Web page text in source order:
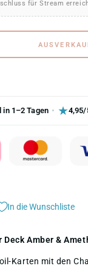
für Stream
in 1–2 Tagen 4,95/
In die Wunschliste
Amber &
Karten mit den